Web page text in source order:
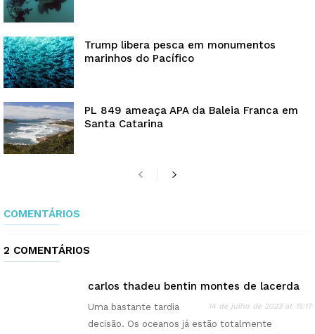
Trump libera pesca em monumentos
marinhos do Pacífico
PL 849 ameaça APA da Baleia Franca em
Santa Catarina
COMENTÁRIOS
2 COMENTÁRIOS
carlos thadeu bentin montes de lacerda
14 de julho de 2023 at 15:17
Uma bastante tardia
decisão. Os oceanos já estão totalmente